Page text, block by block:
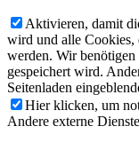
Aktivieren, damit
wird und alle Cookies,
werden. Wir
gespeichert wird.
Seitenladen
Hier klicken, um
Andere externe Dienste